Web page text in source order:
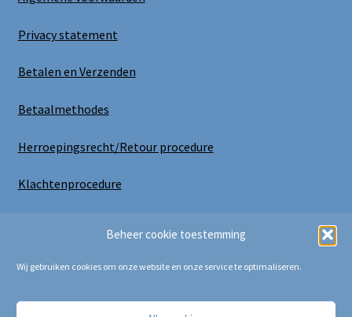
Beheer cookie toestemming
Wij gebruiken cookies om onze website en onze service te optimaliseren.
Privacy statement
Betalen en Verzenden
Betaalmethodes
Herroepingsrecht/Retour procedure
Klachtenprocedure